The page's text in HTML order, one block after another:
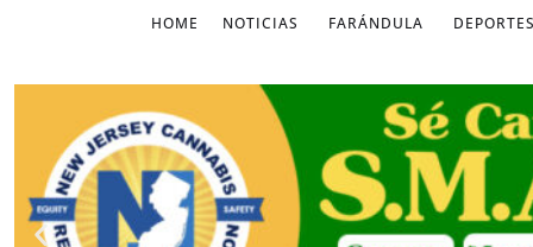
HOME NOTICIAS FARÁNDULA DEPORTES